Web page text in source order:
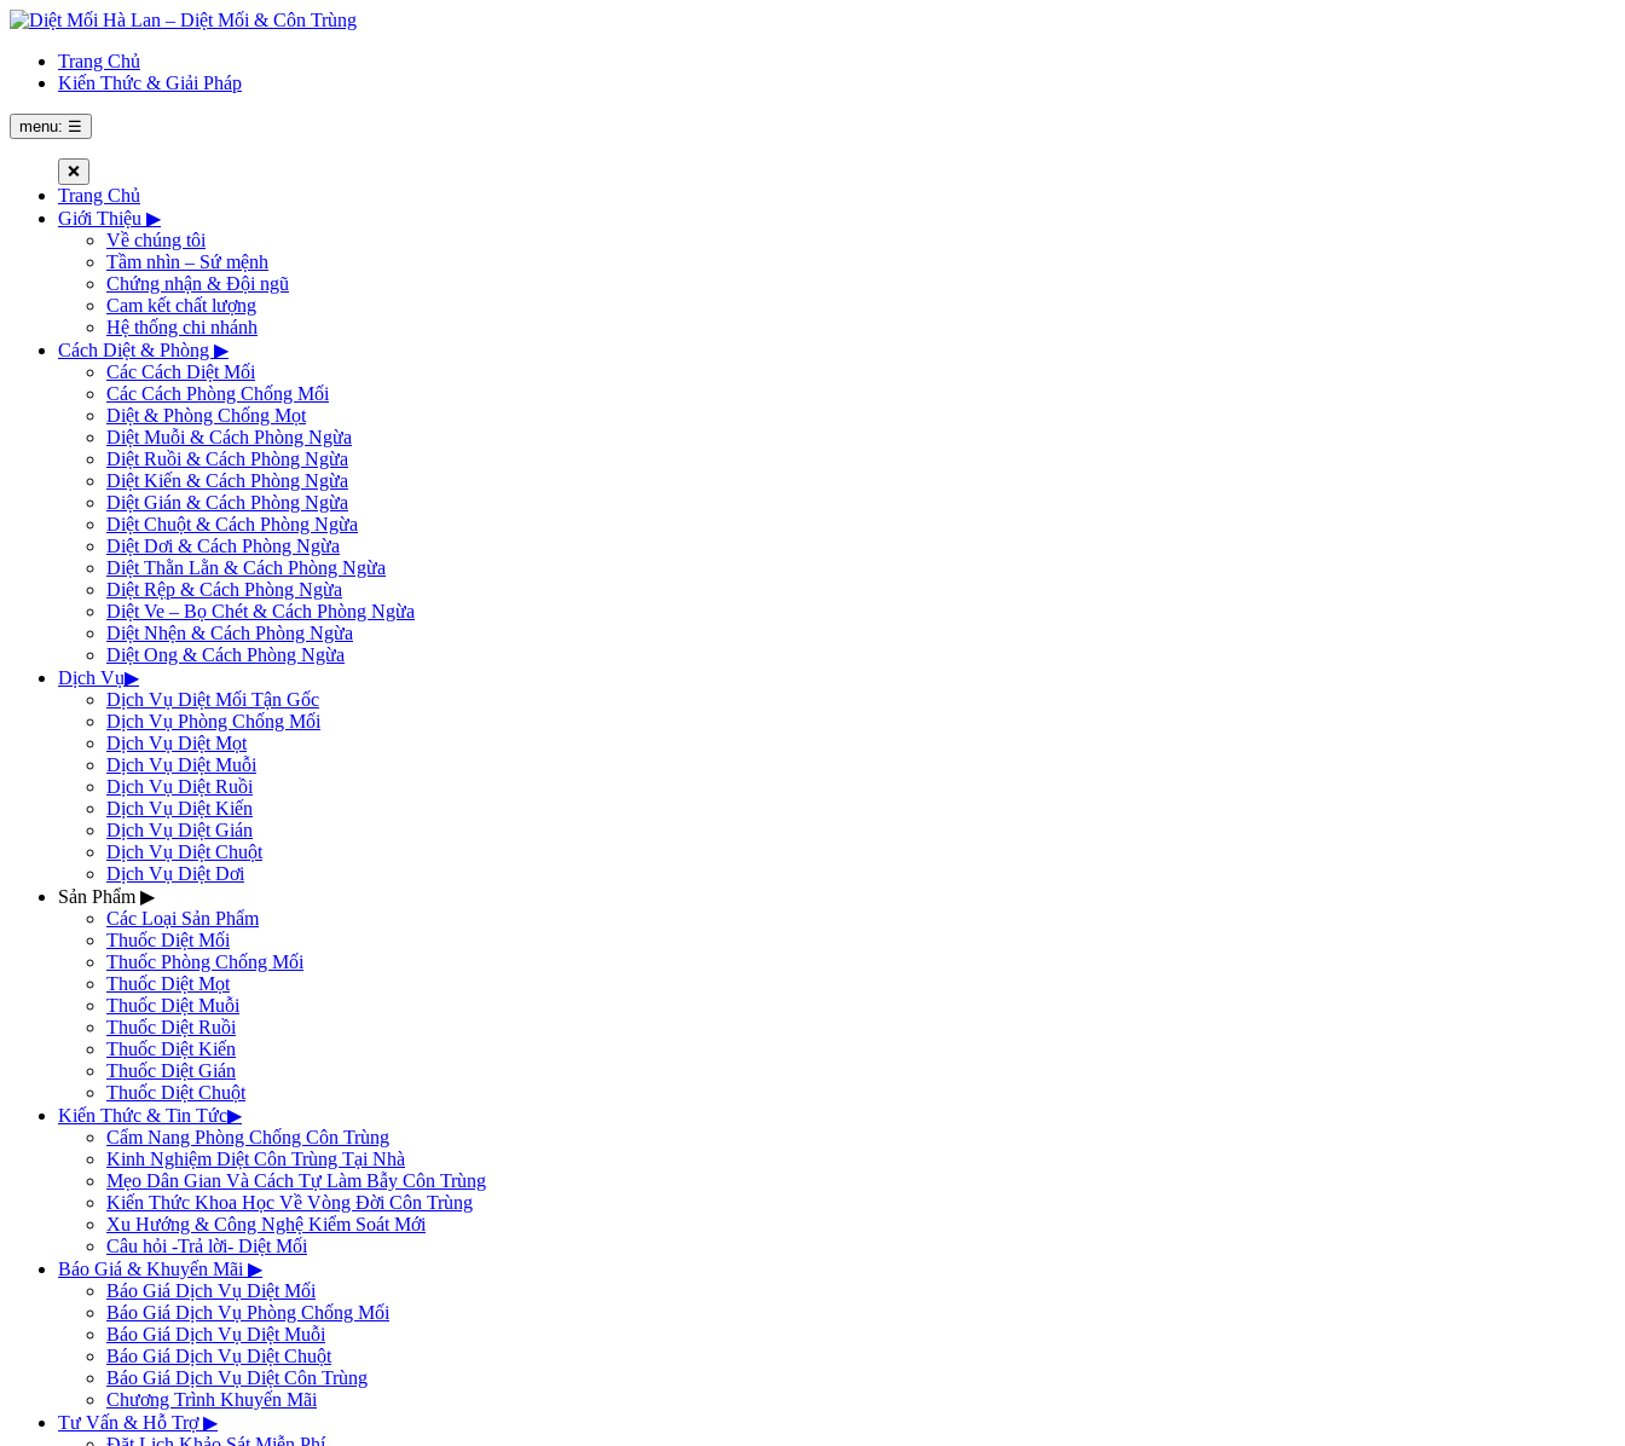
Trang Chủ
Kiến Thức & Giải Pháp
menu: ☰
❌
Trang Chủ
Giới Thiệu ▶
Về chúng tôi
Tầm nhìn – Sứ mệnh
Chứng nhận & Đội ngũ
Cam kết chất lượng
Hệ thống chi nhánh
Cách Diệt & Phòng ▶
Các Cách Diệt Mối
Các Cách Phòng Chống Mối
Diệt & Phòng Chống Mọt
Diệt Muỗi & Cách Phòng Ngừa
Diệt Ruồi & Cách Phòng Ngừa
Diệt Kiến & Cách Phòng Ngừa
Diệt Gián & Cách Phòng Ngừa
Diệt Chuột & Cách Phòng Ngừa
Diệt Dơi & Cách Phòng Ngừa
Diệt Thằn Lằn & Cách Phòng Ngừa
Diệt Rệp & Cách Phòng Ngừa
Diệt Ve – Bọ Chét & Cách Phòng Ngừa
Diệt Nhện & Cách Phòng Ngừa
Diệt Ong & Cách Phòng Ngừa
Dịch Vụ▶
Dịch Vụ Diệt Mối Tận Gốc
Dịch Vụ Phòng Chống Mối
Dịch Vụ Diệt Mọt
Dịch Vụ Diệt Muỗi
Dịch Vụ Diệt Ruồi
Dịch Vụ Diệt Kiến
Dịch Vụ Diệt Gián
Dịch Vụ Diệt Chuột
Dịch Vụ Diệt Dơi
Sản Phẩm ▶
Các Loại Sản Phẩm
Thuốc Diệt Mối
Thuốc Phòng Chống Mối
Thuốc Diệt Mọt
Thuốc Diệt Muỗi
Thuốc Diệt Ruồi
Thuốc Diệt Kiến
Thuốc Diệt Gián
Thuốc Diệt Chuột
Kiến Thức & Tin Tức▶
Cẩm Nang Phòng Chống Côn Trùng
Kinh Nghiệm Diệt Côn Trùng Tại Nhà
Mẹo Dân Gian Và Cách Tự Làm Bẫy Côn Trùng
Kiến Thức Khoa Học Về Vòng Đời Côn Trùng
Xu Hướng & Công Nghệ Kiểm Soát Mới
Câu hỏi -Trả lời- Diệt Mối
Báo Giá & Khuyến Mãi ▶
Báo Giá Dịch Vụ Diệt Mối
Báo Giá Dịch Vụ Phòng Chống Mối
Báo Giá Dịch Vụ Diệt Muỗi
Báo Giá Dịch Vụ Diệt Chuột
Báo Giá Dịch Vụ Diệt Côn Trùng
Chương Trình Khuyến Mãi
Tư Vấn & Hỗ Trợ▶